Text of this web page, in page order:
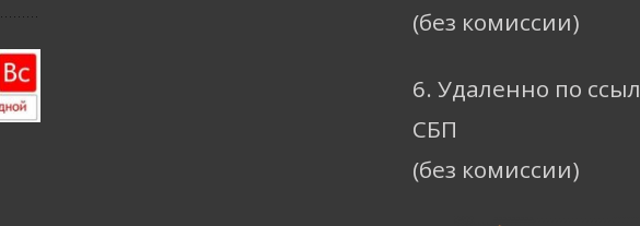
(без комиссии)
6. Удаленно по
СБП
(без комиссии)